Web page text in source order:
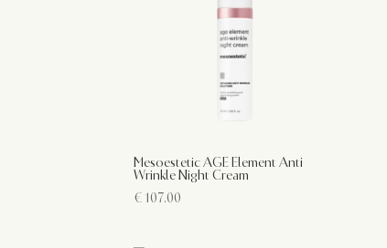
Mesoestetic AGE Element Anti
Wrinkle Night Cream
€ 107.00